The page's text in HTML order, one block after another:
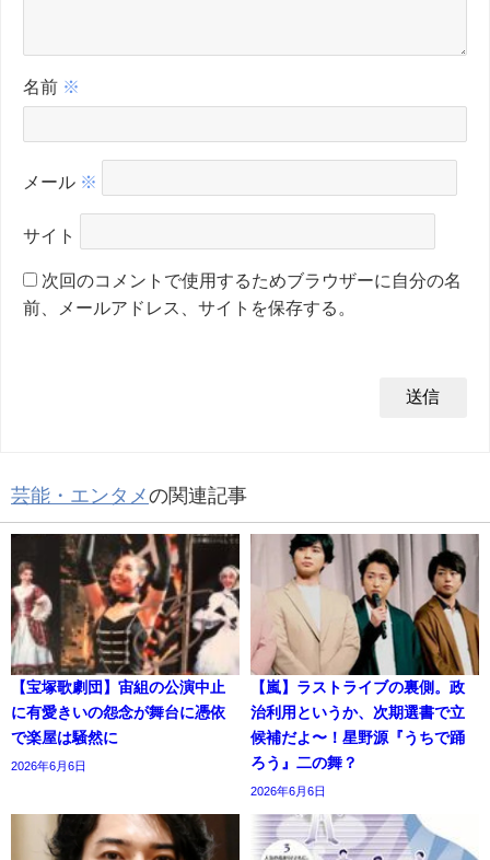
名前 ※
メール ※
サイト
次回のコメントで使用するためブラウザーに自分の名
前、メールアドレス、サイトを保存する。
芸能・エンタメの関連記事
【宝塚歌劇団】宙組の公演中止
に有愛きいの怨念が舞台に憑依
で楽屋は騒然に
2026年6月6日
【嵐】ラストライブの裏側。政
治利用というか、次期選書で立
候補だよ〜！星野源『うちで踊
ろう』二の舞？
2026年6月6日